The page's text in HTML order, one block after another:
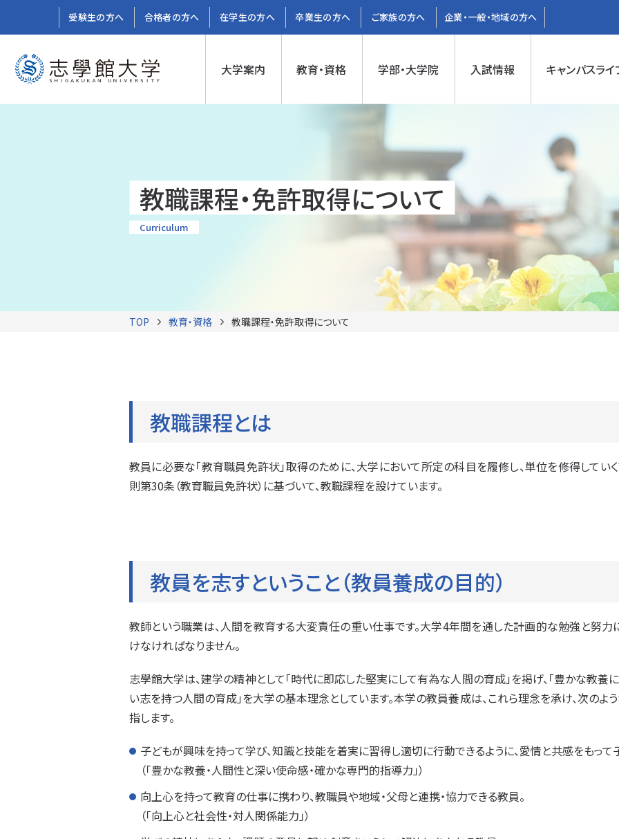
受験生の方へ 合格者の方へ 在学生の方へ 卒業生の方へ ご家族の方へ 企業・一般・地域の方へ
大学案内 教育・資格 学部・大学院 入試情報 キャンパスライ
教職課程・免許取得について
Curriculum
TOP 教育・資格 教職課程・免許取得について
教職課程とは
教員に必要な「教育職員免許状」取得のために、大学において所定の科目を履修し、単位を修得してい
則第30条（教育職員免許状）に基づいて、教職課程を設けています。
教員を志すということ（教員養成の目的）
教師という職業は、人間を教育する大変責任の重い仕事です。大学4年間を通した計画的な勉強と努力
けなければなりません。
志學館大学は、建学の精神として「時代に即応した堅実にして有為な人間の育成」を掲げ、「豊かな教
い志を持つ人間の育成」を大学の基本理念としています。本学の教員養成は、これら理念を承け、次の
指します。
子どもが興味を持って学び、知識と技能を着実に習得し適切に行動できるように、愛情と共感をもって
（「豊かな教養・人間性と深い使命感・確かな専門的指導力」）
向上心を持って教育の仕事に携わり、教職員や地域・父母と連携・協力できる教員。
（「向上心と社会性・対人関係能力」）